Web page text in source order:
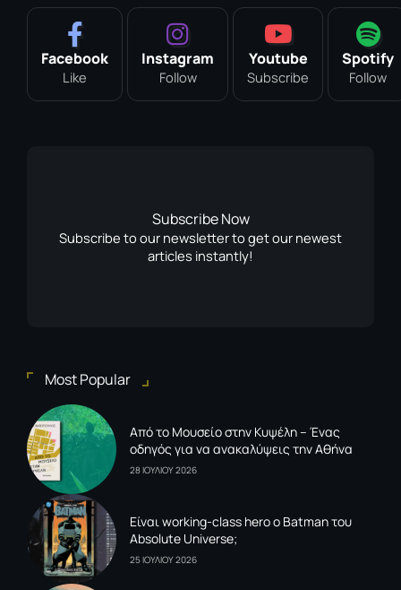
Facebook
Like
Instagram
Follow
Youtube
Subscribe
Spotify
Follow
Subscribe Now
Subscribe to our newsletter to get our newest
articles instantly!
Most Popular
Από το Μουσείο στην Κυψέλη – Ένας
οδηγός για να ανακαλύψεις την Αθήνα
28 ΙΟΥΛΙΟΥ 2026
Είναι working-class hero ο Batman του
Absolute Universe;
25 ΙΟΥΛΙΟΥ 2026